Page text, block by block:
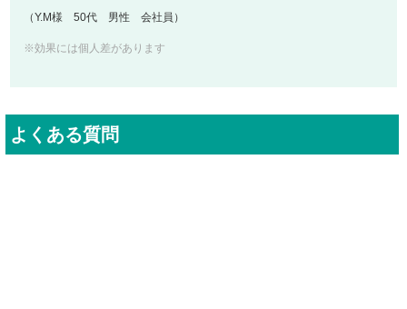
（Y.M様 50代 男性 会社員）
※効果には個人差があります
よくある質問